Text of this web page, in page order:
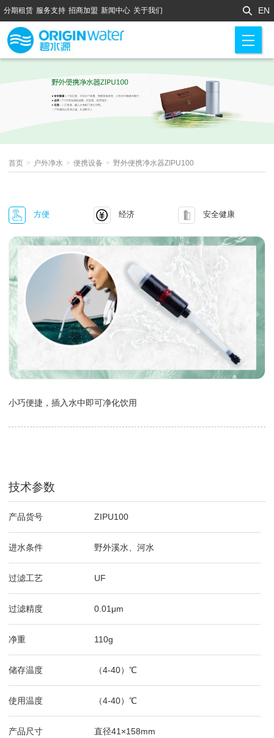
EN
分期租赁 服务支持 招商加盟 新闻中心 关于我们
首页 > 户外净水 > 便携设备 > 野外便携净水器ZIPU100
方便 经济 安全健康
小巧便捷，插入水中即可净化饮用
技术参数
产品货号 ZIPU100
进水条件 野外溪水、河水
过滤工艺 UF
过滤精度 0.01μm
净重 110g
储存温度 （4-40）℃
使用温度 （4-40）℃
产品尺寸 直径41×158mm